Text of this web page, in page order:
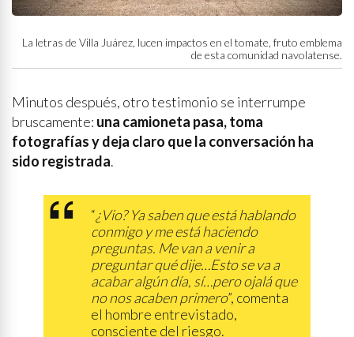
La letras de Villa Juárez, lucen impactos en el tomate, fruto emblema
de esta comunidad navolatense.
Minutos después, otro testimonio se interrumpe
bruscamente: una camioneta pasa, toma
fotografías y deja claro que la conversación ha
sido registrada.
“¿Vio? Ya saben que está hablando
conmigo y me está haciendo
preguntas. Me van a venir a
preguntar qué dije…Esto se va a
acabar algún día, sí…pero ojalá que
no nos acaben primero”, comenta
el hombre entrevistado,
consciente del riesgo.